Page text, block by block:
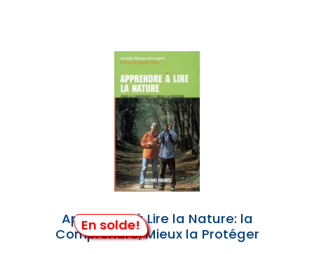
En solde!
Apprendre à Lire la Nature: la
Comprendre, Mieux la Protéger